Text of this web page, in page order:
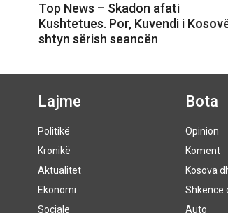
Top News – Skadon afati
Kushtetues. Por, Kuvendi i
shtyn sërish seancën
Lajme
Politikë
Kronikë
Aktualitet
Ekonomi
Sociale
Bota
Opinion
Koment
Kosova
Shkencë
Auto